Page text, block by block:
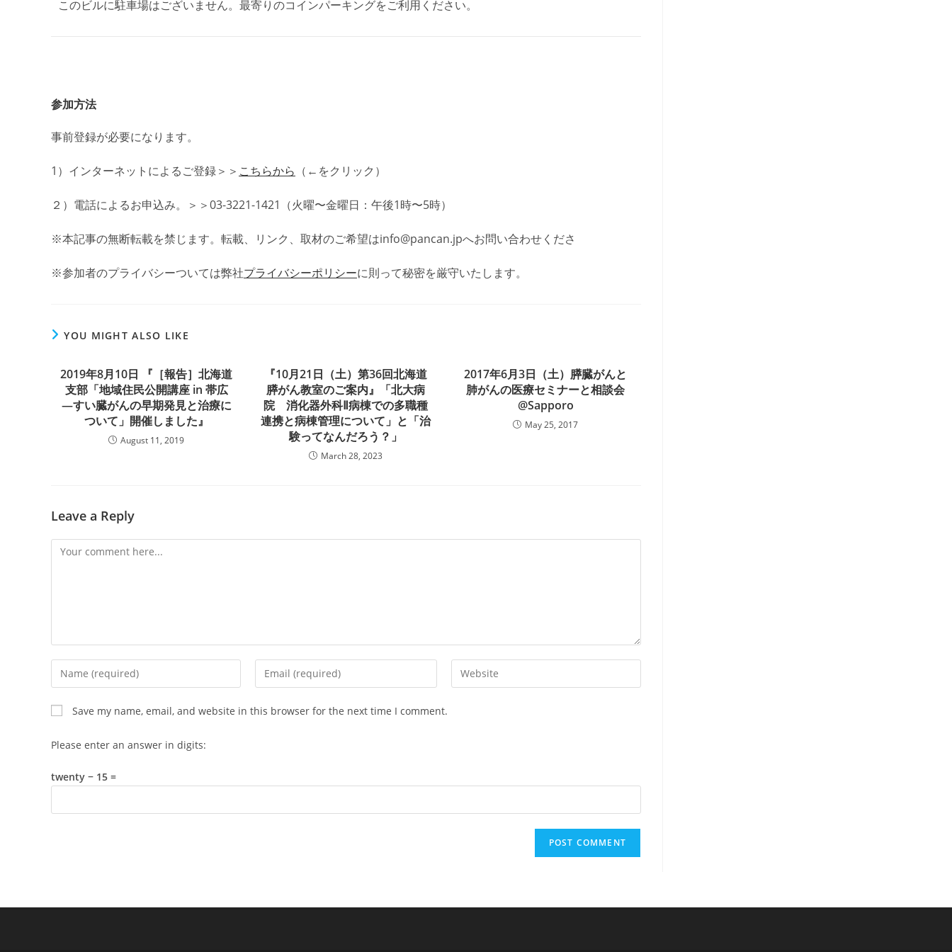
このビルに駐車場はございません。最寄りのコインパーキングをご利用ください。
参加方法
事前登録が必要になります。
1）インターネットによるご登録＞＞ こちらから （←をクリック）
２）電話によるお申込み。＞＞03-3221-1421（火曜〜金曜日：午後1時〜5時）
※本記事の無断転載を禁じます。転載、リンク、取材のご希望はinfo@pancan.jpへお問い合わせくださ
※参加者のプライバシーついては弊社プライバシーポリシーに則って秘密を厳守いたします。
YOU MIGHT ALSO LIKE
2019年8月10日 『［報告］北海道
支部「地域住民公開講座 in 帯広
―すい臓がんの早期発見と治療に
ついて」開催しました』
August 11, 2019
『10月21日（土）第36回北海道
膵がん教室のご案内』「北大病
院 消化器外科Ⅱ病棟での多職種
連携と病棟管理について」と「治
験ってなんだろう？」
March 28, 2023
2017年6月3日（土）膵臓がんと
肺がんの医療セミナーと相談会
@Sapporo
May 25, 2017
Leave a Reply
Comment
Enter
your
name
or
username
comment
Enter
your
Enter
your
Save my name, email, and website in this browser for the next time I comment.
Please enter an answer in digits:
twenty − 15 =